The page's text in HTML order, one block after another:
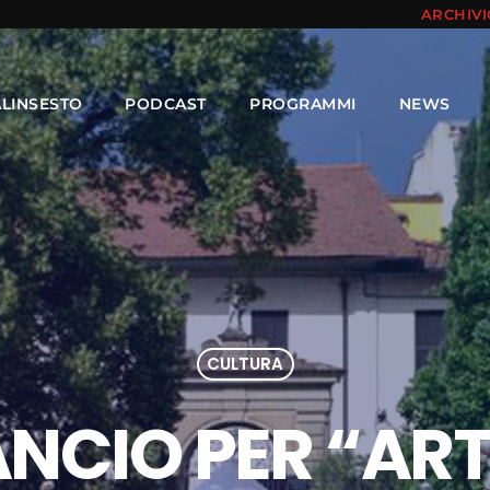
PODCAST PROGRAMMI NEWS
CULTURA
PER